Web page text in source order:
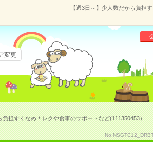
【週3日～】少人数だから負担
変更
担すくなめ＊レクや食事のサポートなど(111350453）